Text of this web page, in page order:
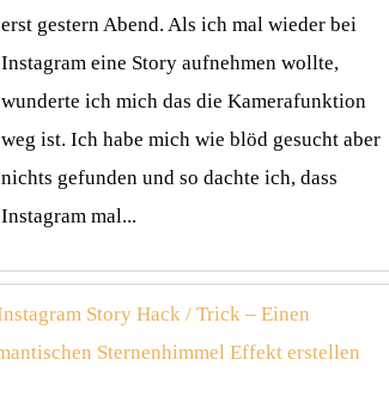
erst gestern Abend. Als ich mal wieder bei
Instagram eine Story aufnehmen wollte,
wunderte ich mich das die Kamerafunktion
weg ist. Ich habe mich wie blöd gesucht aber
nichts gefunden und so dachte ich, dass
Instagram mal...